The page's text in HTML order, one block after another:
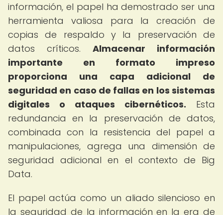
información, el papel ha demostrado ser una
herramienta valiosa para la creación de
copias de respaldo y la preservación de
datos críticos. Almacenar información
importante en formato impreso
proporciona una capa adicional de
seguridad en caso de fallas en los sistemas
digitales o ataques cibernéticos. Esta
redundancia en la preservación de datos,
combinada con la resistencia del papel a
manipulaciones, agrega una dimensión de
seguridad adicional en el contexto de Big
Data.
El papel actúa como un aliado silencioso en
la seguridad de la información en la era de